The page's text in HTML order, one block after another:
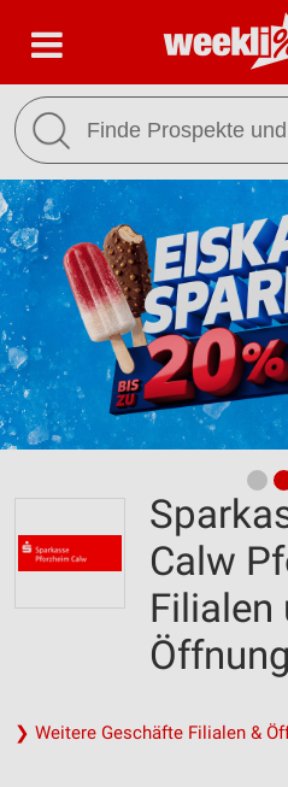
Calw
Filialen
❯ Weitere Geschäfte Filialen &